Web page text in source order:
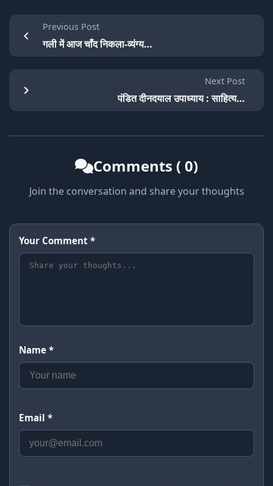
Previous Post
गली में आज चाँद निकला-व्यंग्य…
Next Post
पंडित दीनदयाल उपाध्याय : साहित्य…
Comments ( 0)
Join the conversation and share your thoughts
Your Comment *
Name *
Email *